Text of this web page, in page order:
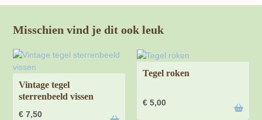
Misschien vind je dit ook leuk
Vintage tegel
sterrenbeeld vissen
€ 7,50
Tegel roken
€ 5,00